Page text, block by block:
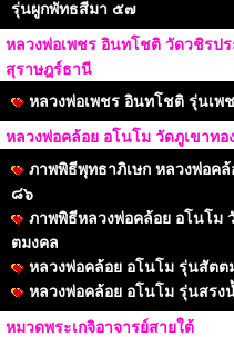
รุ่นผูกพัทธสีมา ๕๗
หลวงพ่อเพชร อินทโชติ วัดวชิรปร
สุราษฎร์ธานี
หลวงพ่อเพชร อินทโชติ รุ่นเพ
หลวงพ่อคล้อย อโนโม วัดภูเขาทอ
ภาพพิธีพุทธาภิเษก หลวงพ่อค
๘๖
ภาพพิธีหลวงพ่อคล้อย อโนโม
ตมงคล
หลวงพ่อคล้อย อโนโม รุ่นสัตต
หลวงพ่อคล้อย อโนโม รุ่นสรง
หมวดพระเกจิอาจารย์สายใต้